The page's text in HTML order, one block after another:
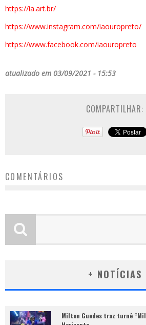
https://ia.art.br/
https://www.instagram.com/iaouropreto/
https://www.facebook.com/iaouropreto
atualizado em 03/09/2021 - 15:53
COMPARTILHAR:
COMENTÁRIOS
+ NOTÍCIAS
Milton Guedes traz turnê